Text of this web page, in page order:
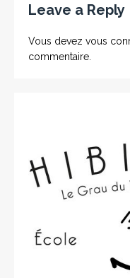
Leave a Reply
Vous devez vous
commentaire.